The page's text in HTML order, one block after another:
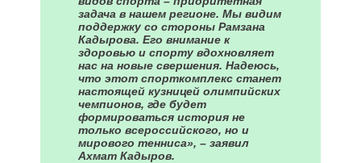
задача в нашем регионе. Мы видим
поддержку со стороны Рамзана
Кадырова. Его внимание к
здоровью и спорту вдохновляет
нас на новые свершения. Надеюсь,
что этот спорткомплекс станет
настоящей кузницей олимпийских
чемпионов, где будет
формироваться история не
только всероссийского, но и
мирового тенниса», – заявил
Ахмат Кадыров.